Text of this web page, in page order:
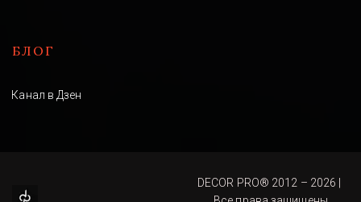
БЛОГ
Канал в Дзен
DECOR PRO® 2012 – 2026 |